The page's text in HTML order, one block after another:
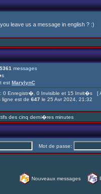
leave us a message in english ? :)
5361 messages
est MarylynC
0 Enregistr�, 0 Invisible et 15 Invit�s [
ligne est de 647 le 25 Avr 2024, 21:32
des cinq derni�res minutes
Mot de passe:
Nouveaux messages